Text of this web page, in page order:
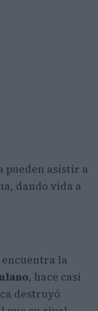
pueden asistir a
dando vida a
encuentra la
, hace casi
destruyó